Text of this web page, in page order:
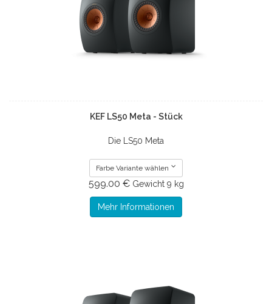
KEF LS50 Meta - Stück
Die LS50 Meta
Farbe Variante wählen
599.00 € Gewicht 9 kg
Mehr Informationen